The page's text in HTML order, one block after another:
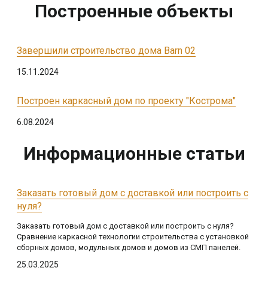
Построенные объекты
Завершили строительство дома Barn 02
15.11.2024
Построен каркасный дом по проекту "Кострома"
6.08.2024
Информационные статьи
Заказать готовый дом с доставкой или построить с
нуля?
Заказать готовый дом с доставкой или построить с нуля?
Сравнение каркасной технологии строительства с установкой
сборных домов, модульных домов и домов из СМП панелей.
25.03.2025